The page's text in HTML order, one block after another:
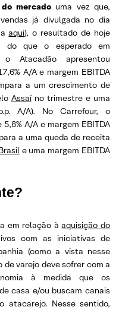
mercado uma vez que,
já divulgada no dia
aqui), o resultado de hoje
do que o esperado em
o Atacadão apresentou
A/A e margem EBITDA
a um crescimento de
Assaíno trimestre e uma
A/A). No Carrefour, o
A/A e margem EBITDA
a uma queda de receita
e uma margem EBITDA
em relação àaquisição do
com as iniciativas de
(como a vista nesse
de varejo deve sofrer com a
à medida que os
casa e/ou buscam canais
atacarejo. Nesse sentido,